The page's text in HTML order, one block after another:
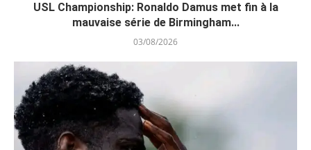
USL Championship: Ronaldo Damus met fin à la
mauvaise série de Birmingham...
03/08/2026